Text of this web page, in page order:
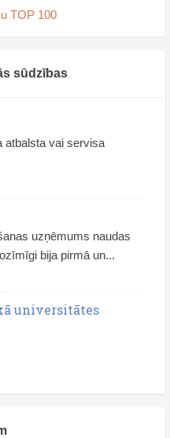
TOP 100
sūdzības
atbalsta vai servisa
uzņēmums naudas
bija pirmā un...
universitātes